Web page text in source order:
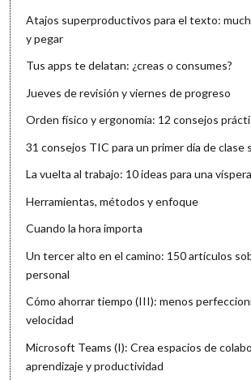
Atajos superproductivos para el texto:
y pegar
Tus apps te delatan: ¿creas o consumes?
Jueves de revisión y viernes de progreso
Orden físico y ergonomía: 12 consejos
31 consejos TIC para un primer día de clase
La vuelta al trabajo: 10 ideas para una
Herramientas, métodos y enfoque
Cuando la hora importa
Un tercer alto en el camino: 150 artículos
personal
Cómo ahorrar tiempo (III): menos
velocidad
Microsoft Teams (I): Crea espacios de
aprendizaje y productividad